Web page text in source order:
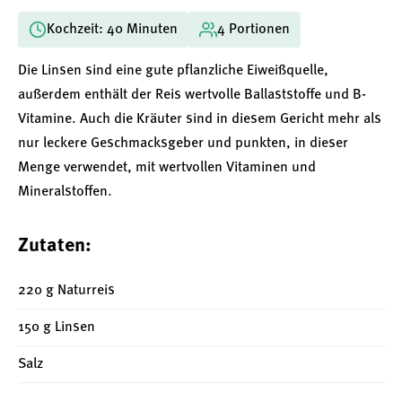
Kochzeit: 40 Minuten 4 Portionen
Die Linsen sind eine gute pflanzliche Eiweißquelle,
außerdem enthält der Reis wertvolle Ballaststoffe und B-
Vitamine. Auch die Kräuter sind in diesem Gericht mehr als
nur leckere Geschmacksgeber und punkten, in dieser
Menge verwendet, mit wertvollen Vitaminen und
Mineralstoffen.
Zutaten:
220 g Naturreis
150 g Linsen
Salz